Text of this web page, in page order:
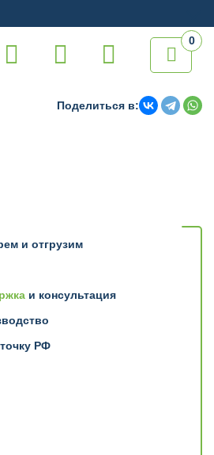
0
Поделиться в:
и отгрузим
и консультация
РФ